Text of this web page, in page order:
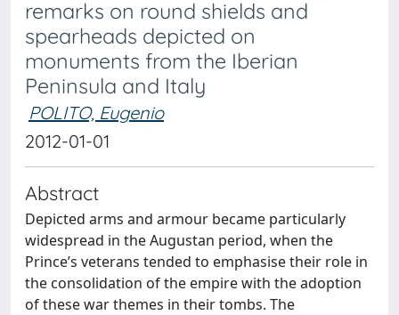
remarks on round shields and
spearheads depicted on
monuments from the Iberian
Peninsula and Italy
POLITO, Eugenio
2012-01-01
Abstract
Depicted arms and armour became particularly
widespread in the Augustan period, when the
Prince’s veterans tended to emphasise their role in
the consolidation of the empire with the adoption
of these war themes in their tombs. The